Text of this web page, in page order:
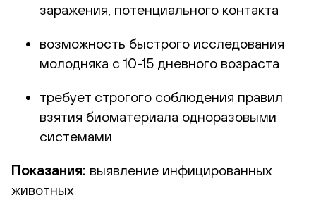
заражения, потенциального контакта
возможность быстрого исследования
молодняка с 10-15 дневного возраста
требует строгого соблюдения правил
взятия биоматериала одноразовыми
системами
Показания: выявление инфицированных
животных